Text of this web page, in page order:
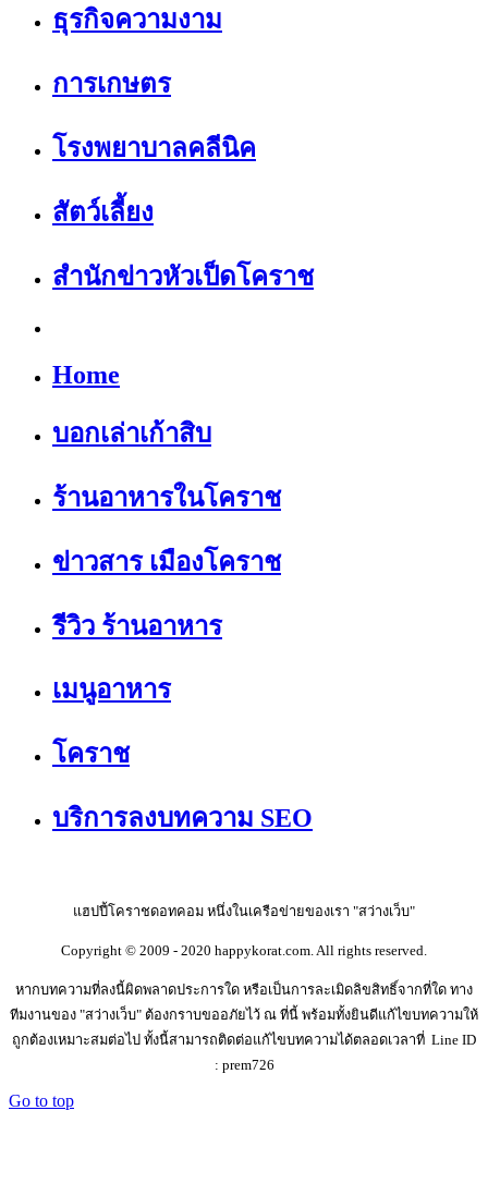
ธุรกิจความงาม
การเกษตร
โรงพยาบาลคลีนิค
สัตว์เลี้ยง
สำนักข่าวหัวเป็ดโคราช
Home
บอกเล่าเก้าสิบ
ร้านอาหารในโคราช
ข่าวสาร เมืองโคราช
รีวิว ร้านอาหาร
เมนูอาหาร
โคราช
บริการลงบทความ SEO
แฮปปี้โคราชดอทคอม หนึ่งในเครือข่ายของเรา "สว่างเว็บ"
Copyright © 2009 - 2020 happykorat.com. All rights reserved.
หากบทความที่ลงนี้ผิดพลาดประการใด หรือเป็นการละเมิดลิขสิทธิ์จากที่ใด ทาง
ทีมงานของ "สว่างเว็บ" ต้องกราบขออภัยไว้ ณ ที่นี้ พร้อมทั้งยินดีแก้ไขบทความให้
ถูกต้องเหมาะสมต่อไป ทั้งนี้สามารถติดต่อแก้ไขบทความได้ตลอดเวลาที่ Line ID
: prem726
Go to top